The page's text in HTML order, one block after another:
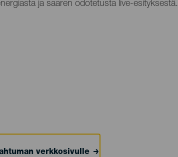
ja saaren odotetusta live-esityksestä.
verkkosivulle